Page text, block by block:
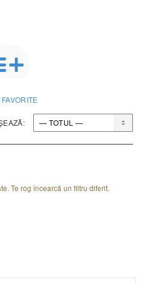
FAVORITE
Te rog încearcă un filtru diferit.